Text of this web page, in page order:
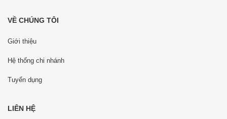
VỀ CHÚNG TÔI
Giới thiệu
Hệ thống chi nhánh
Tuyển dụng
LIÊN HỆ